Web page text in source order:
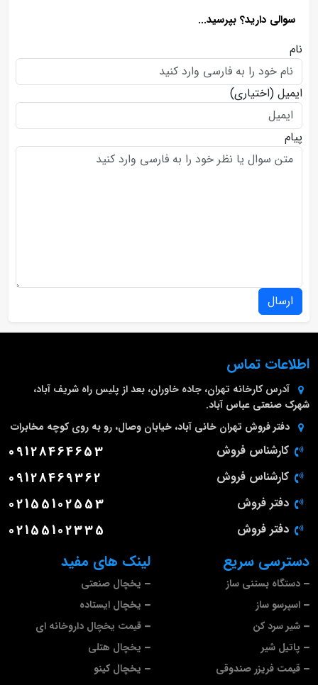
سوالی دارید؟ بپرسید...
نام
ایمیل (اختیاری)
پیام
ارسال
لینک های مفید
یخچال صنعتی
یخچال ایستاده
قیمت یخچال داروخانه ای
یخچال هتلی
یخچال کینو
دسترسی سریع
دستگاه بستنی ساز
اسپرسو ساز
شیر سرد کن
پاتیل شیر
قیمت فریزر صندوقی
اطلاعات تماس
آدرس کارخانه تهران، جاده خاوران، بعد از پلیس راه شریف آباد،
شهرک صنعتی عباس آباد.
دفتر فروش تهران خانی آباد، خیابان وصال، رو به روی کوچه مخابرات
کارشناس فروش 09128464653
کارشناس فروش 09128469362
دفتر فروش 02155102553
دفتر فروش 02155102335